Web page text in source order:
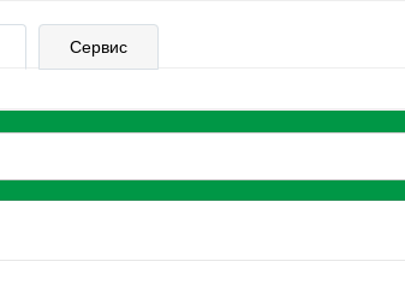
Сервис